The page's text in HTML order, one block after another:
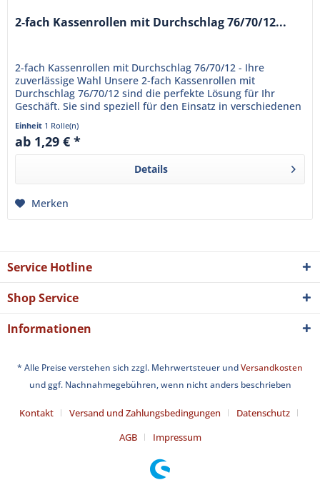
2-fach Kassenrollen mit Durchschlag 76/70/12...
2-fach Kassenrollen mit Durchschlag 76/70/12 - Ihre
zuverlässige Wahl Unsere 2-fach Kassenrollen mit
Durchschlag 76/70/12 sind die perfekte Lösung für Ihr
Geschäft. Sie sind speziell für den Einsatz in verschiedenen
Kassensystemen...
Einheit 1 Rolle(n)
ab 1,29 € *
Details
Merken
Service Hotline
Shop Service
Informationen
* Alle Preise verstehen sich zzgl. Mehrwertsteuer undVersandkosten
und ggf. Nachnahmegebühren, wenn nicht anders beschrieben
Kontakt Versand und Zahlungsbedingungen
Datenschutz
AGB
Impressum